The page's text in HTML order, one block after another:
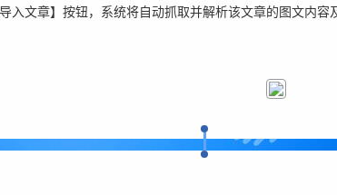
入文章】按钮，系统将自动抓取并解析该文章的图文内